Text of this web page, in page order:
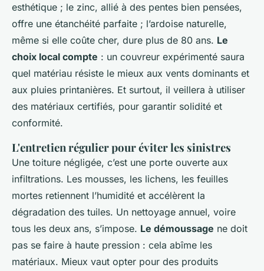
esthétique ; le zinc, allié à des pentes bien pensées,
offre une étanchéité parfaite ; l’ardoise naturelle,
même si elle coûte cher, dure plus de 80 ans. Le
choix local compte : un couvreur expérimenté saura
quel matériau résiste le mieux aux vents dominants et
aux pluies printanières. Et surtout, il veillera à utiliser
des matériaux certifiés, pour garantir solidité et
conformité.
L'entretien régulier pour éviter les sinistres
Une toiture négligée, c’est une porte ouverte aux
infiltrations. Les mousses, les lichens, les feuilles
mortes retiennent l’humidité et accélèrent la
dégradation des tuiles. Un nettoyage annuel, voire
tous les deux ans, s’impose. Le démoussage ne doit
pas se faire à haute pression : cela abîme les
matériaux. Mieux vaut opter pour des produits